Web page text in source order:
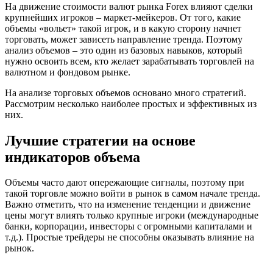
На движение стоимости валют рынка Forex влияют сделки
крупнейших игроков – маркет-мейкеров. От того, какие
объемы «вольет» такой игрок, и в какую сторону начнет
торговать, может зависеть направление тренда. Поэтому
анализ объемов – это один из базовых навыков, который
нужно освоить всем, кто желает зарабатывать торговлей на
валютном и фондовом рынке.
На анализе торговых объемов основано много стратегий.
Рассмотрим несколько наиболее простых и эффективных из
них.
Лучшие стратегии на основе
индикаторов объема
Объемы часто дают опережающие сигналы, поэтому при
такой торговле можно войти в рынок в самом начале тренда.
Важно отметить, что на изменение тенденции и движение
цены могут влиять только крупные игроки (международные
банки, корпорации, инвесторы с огромными капиталами и
т.д.). Простые трейдеры не способны оказывать влияние на
рынок.